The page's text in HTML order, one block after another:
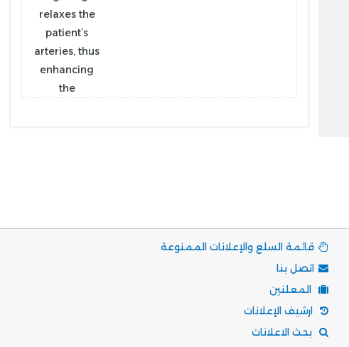
قائمة السلع والإعلانات الممنوعة
اتصل بنا
المعلنين
ارشيف الإعلانات
بحث الاعلانات